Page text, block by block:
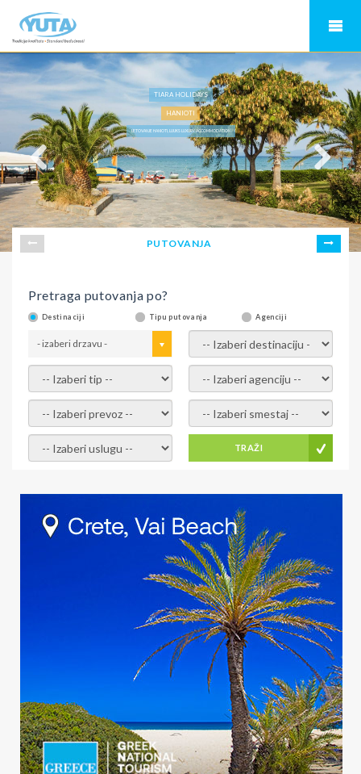
TIARA HOLIDAYS
HANIOTI
LETOVANJE HANIOTI, LUUKS LUXURY ACCOMMODATION
PUTOVANJA
Pretraga putovanja po?
Destinaciji Tipu putovanja Agenciji
- izaberi drzavu - - izaberi destinaciju -
- izaberi tip - - izaberi agenciju -
- izaberi prevoz - - Izaberite smestaj -
- Izaberite uslugu - TRAŽI